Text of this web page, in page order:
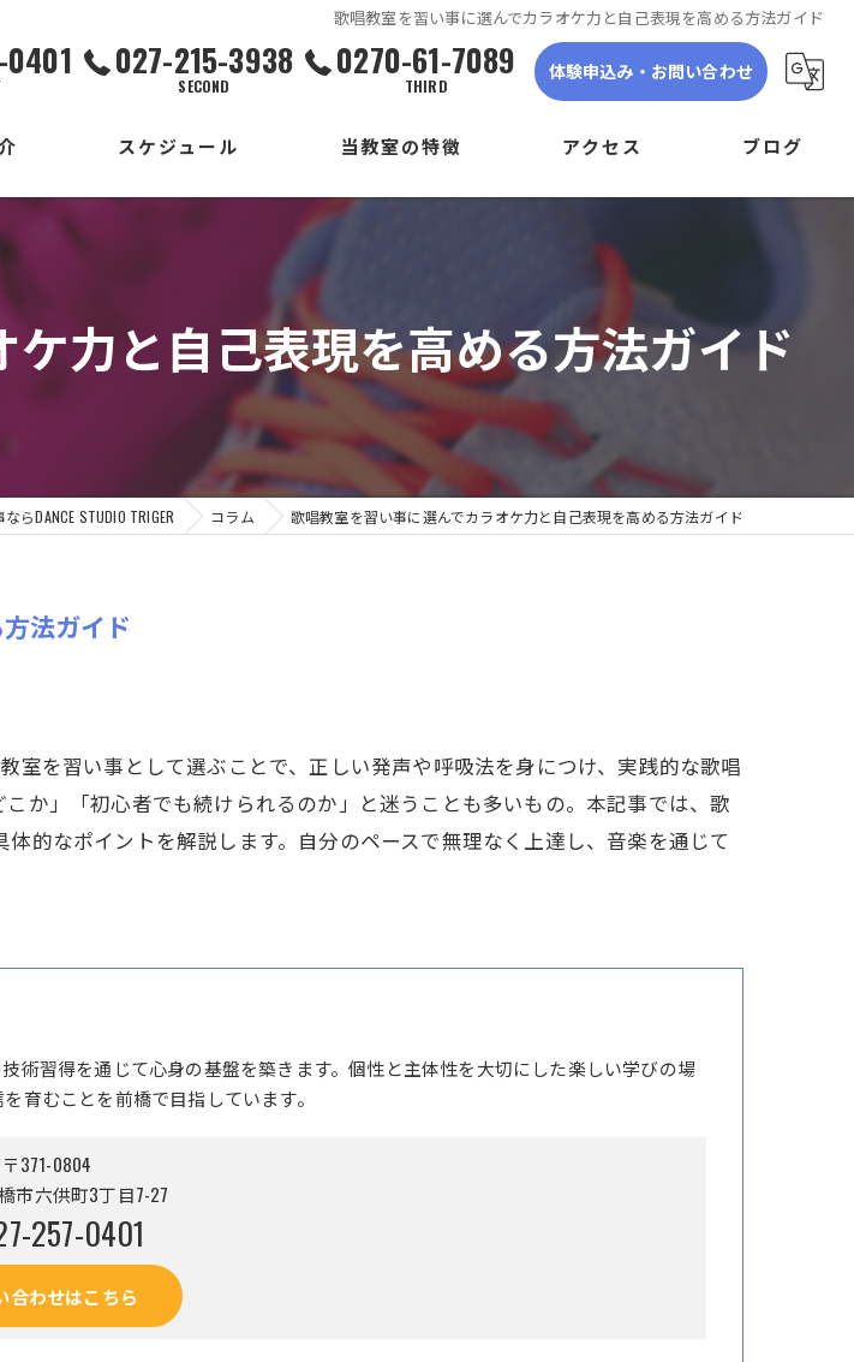
歌唱教室を習い事に選んでカラオケ力と自己表現を高める方法ガイド
027-215-3938
SECOND
0270-61-7089
THIRD
体験申込み・お問い合わせ
スケジュール
THIRD校
当教室の特徴
ダンス
子ども
初心者
体験
見学
アクセス
DANCE STUDIO TRIGER SECOND
DANCE STUDIO TRIGER THIRD
ブログ
力と自己表現を高める方法ガイド
らDANCE STUDIO TRIGER コラム 歌唱教室を習い事に選んでカラオケ力と自己表現を高める方法ガイド
法ガイド
を習い事として選ぶことで、正しい発声や呼吸法を身につけ、実践的な歌唱
か」「初心者でも続けられるのか」と迷うことも多いもの。本記事では、歌
的なポイントを解説します。自分のペースで無理なく上達し、音楽を通じて
術習得を通じて心身の基盤を築きます。個性と主体性を大切にした楽しい学びの場
育むことを前橋で目指しています。
〒371-0804
市六供町3丁目7-27
257-0401
合わせはこちら